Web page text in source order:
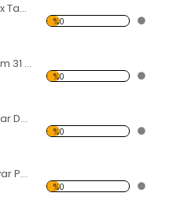
3 Afrika Yerlisi Forex Tablo
%0
Modern Soyut Resim 31 Forex Tablo
%0
Gökyüzü Ve Balonlar Desen Duvar Panosu
%0
Çilekler Desen Duvar Panosu
%0